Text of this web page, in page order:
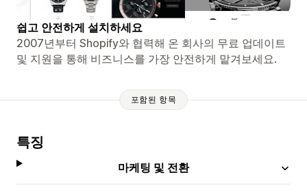
쉽고 안전하게 설치하세요
2007년부터 Shopify와 협력해 온 회사의 무료 업데이트
및 지원을 통해 비즈니스를 가장 안전하게 맡겨보세요.
포함된 항목
특징
마케팅 및 전환